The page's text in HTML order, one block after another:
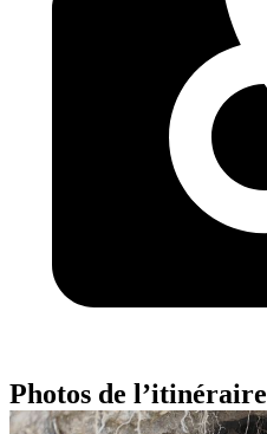
Photos de l’itinéraire